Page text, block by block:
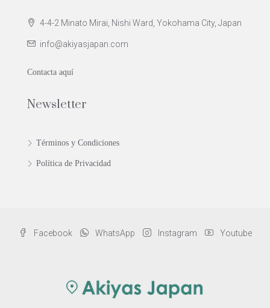
4-4-2 Minato Mirai, Nishi Ward, Yokohama City, Japan
info@akiyasjapan.com
Contacta aquí
Newsletter
Términos y Condiciones
Política de Privacidad
Facebook WhatsApp Instagram Youtube